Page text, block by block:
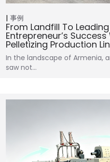
事例
From Landfill To
Entrepreneur’s Success
Pelletizing Production
In the landscape of Armenia,
saw not…